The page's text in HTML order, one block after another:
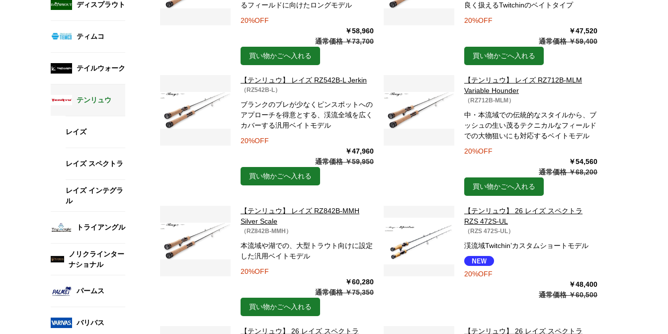
ディスプラウト
ティムコ
テイルウォーク
テンリュウ
レイズ
レイズ スペクトラ
レイズ インテグラ
ル
トライアングル
ノリクラインター
ナショナル
パームス
バリバス
るフィールドに向けたロングモデル
20%OFF
￥58,960
通常価格 ￥73,700
買い物かごへ入れる
良く扱えるTwitchinのベイトタイプ
20%OFF
￥47,520
通常価格 ￥59,400
買い物かごへ入れる
【テンリュウ】 レイズ RZ542B-L Jerkin
（RZ542B-L）
ブランクのブレが少なくピンスポットへの
アプローチを得意とする、渓流全域を広く
カバーする汎用ベイトモデル
20%OFF
￥47,960
通常価格 ￥59,950
買い物かごへ入れる
【テンリュウ】 レイズ RZ712B-MLM
Variable Hounder
（RZ712B-MLM）
中・本流域での伝統的なスタイルから、ブ
ッシュの生い茂るテクニカルなフィールド
での大物狙いにも対応するベイトモデル
20%OFF
￥54,560
通常価格 ￥68,200
買い物かごへ入れる
【テンリュウ】 レイズ RZ842B-MMH
Silver Scale
（RZ842B-MMH）
本流域や湖での、大型トラウト向けに設定
した汎用ベイトモデル
20%OFF
￥60,280
通常価格 ￥75,350
買い物かごへ入れる
【テンリュウ】 26 レイズ スペクトラ
RZS 472S-UL
（RZS 472S-UL）
渓流域Twitchin’カスタムショートモデル
20%OFF
￥48,400
通常価格 ￥60,500
【テンリュウ】 26 レイズ スペクトラ
【テンリュウ】 26 レイズ スペクトラ